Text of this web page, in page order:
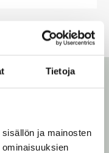
Tietoja
ja mainosten